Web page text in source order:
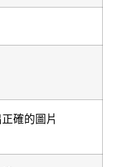
確的圖片